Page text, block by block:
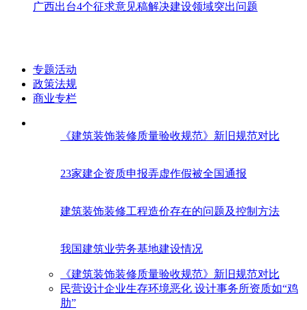
广西出台4个征求意见稿解决建设领域突出问题
专题活动
政策法规
商业专栏
《建筑装饰装修质量验收规范》新旧规范对比
23家建企资质申报弄虚作假被全国通报
建筑装饰装修工程造价存在的问题及控制方法
我国建筑业劳务基地建设情况
《建筑装饰装修质量验收规范》新旧规范对比
民营设计企业生存环境恶化 设计事务所资质如“鸡
肋”